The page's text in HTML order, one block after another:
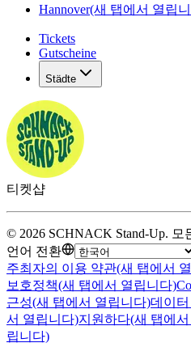
Hannover(새 탭에서 열립
Tickets
Gutscheine
Städte
티켓샵
© 2026 SCHNACK Stand-Up. 모
언어 전환
주최자의 이용 약관(새 탭에서
보호정책(새 탭에서 열립니다)
근성(새 탭에서 열립니다)데이
서 열립니다)지원하다(새 탭에
립니다)